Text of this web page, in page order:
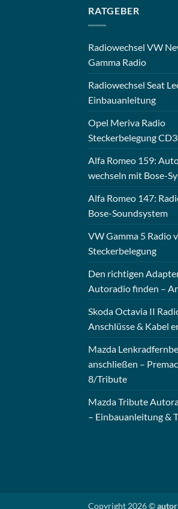
RATGEBER
Radiowechsel VW
Gamma Radio
Radiowechsel Seat
Einbauanleitung
Opel Meriva Radio
Steckerbelegung
Alfa Romeo 159:
wechseln mit Bose-
Alfa Romeo 147:
Bose-Soundsystem
VW Gamma 5 Radio
Steckerbelegung
Den richtigen
Autoradio finden –
Skoda Octavia II
Anschlüsse & Kabel
Mazda
anschließen –
8/Tribute
Mazda Tribute
– Einbauanleitung &
Copyright 2026 ©